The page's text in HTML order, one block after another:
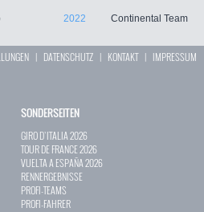
2022 Continental Team
| DATENSCHUTZ | KONTAKT| IMPRESSUM
SONDERSEITEN
GIRO D`ITALIA 2026
TOUR DE FRANCE 2026
VUELTA A ESPAÑA 2026
RENNERGEBNISSE
PROFI-TEAMS
PROFI-FAHRER